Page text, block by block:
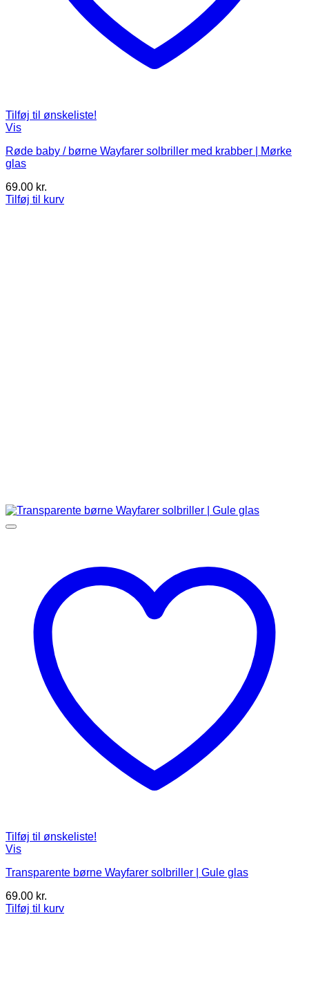
Tilføj til ønskeliste!
Vis
Røde baby / børne Wayfarer solbriller med krabber | Mørke
glas
69.00 kr.
Tilføj til kurv
Tilføj til ønskeliste!
Vis
Transparente børne Wayfarer solbriller | Gule glas
69.00 kr.
Tilføj til kurv